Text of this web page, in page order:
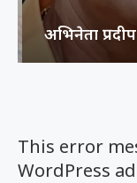
This error
WordPress
अभिनेता